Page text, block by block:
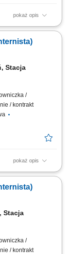
pokaż opis
z chorobami
Stacja
/
/ kontrakt
pokaż opis
działań
działań
Stacja
/
/ kontrakt